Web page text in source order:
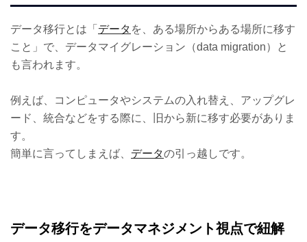
データ移行とは「 データ を、ある場所からある場所に移す
こと」で、データマイグレーション（data migration）と
も言われます。
例えば、コンピュータやシステムの入れ替え、アップグレ
ード、統合などをする際に、旧から新に移す必要がありま
す。
簡単に言ってしまえば、 データの引っ越しです。
データ移行をデータマネジメント視点で紐解